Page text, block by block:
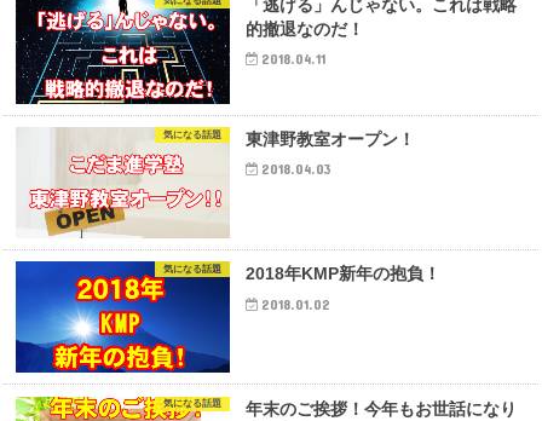
「逃げる」んじゃない。これは戦略
的撤退なのだ！
2018.04.11
気になる話題 東津野教室オープン！
2018.04.03
気になる話題 2018年KMP新年の抱負！
2018.01.02
気になる話題
年末のご挨拶！今年もお世話になり